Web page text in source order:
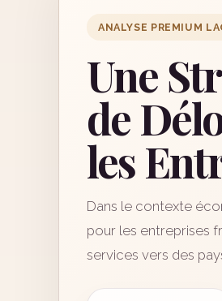
ANALYSE PREMIUM
Une
de
les
Dans le contexte
pour les entreprises
services vers des